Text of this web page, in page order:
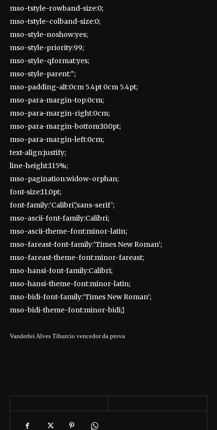
mso-tstyle-rowband-size:0;
mso-tstyle-colband-size:0;
mso-style-noshow:yes;
mso-style-priority:99;
mso-style-qformat:yes;
mso-style-parent:”;
mso-padding-alt:0cm 5.4pt 0cm 5.4pt;
mso-para-margin-top:0cm;
mso-para-margin-right:0cm;
mso-para-margin-bottom:10.0pt;
mso-para-margin-left:0cm;
text-align:justify;
line-height:115%;
mso-pagination:widow-orphan;
font-size:11.0pt;
font-family:’Calibri’,’sans-serif’;
mso-ascii-font-family:Calibri;
mso-ascii-theme-font:minor-latin;
mso-fareast-font-family:’Times New Roman’;
mso-fareast-theme-font:minor-fareast;
mso-hansi-font-family:Calibri;
mso-hansi-theme-font:minor-latin;
mso-bidi-font-family:’Times New Roman’;
mso-bidi-theme-font:minor-bidi;}
Vanderlei Alves Tiburcio vencedor da prova